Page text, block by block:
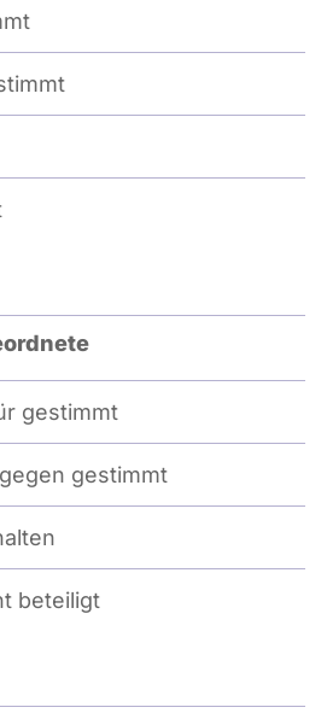
gestimmt
gestimmt
beteiligt